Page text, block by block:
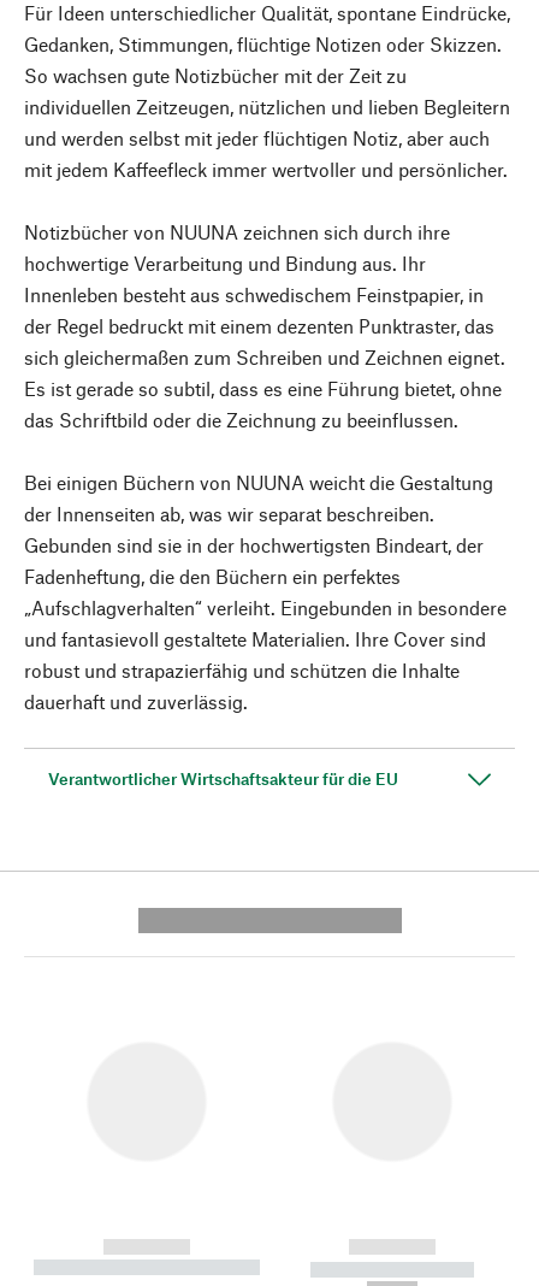
Für Ideen unterschiedlicher Qualität, spontane Eindrücke,
Gedanken, Stimmungen, flüchtige Notizen oder Skizzen.
So wachsen gute Notizbücher mit der Zeit zu
individuellen Zeitzeugen, nützlichen und lieben Begleitern
und werden selbst mit jeder flüchtigen Notiz, aber auch
mit jedem Kaffeefleck immer wertvoller und persönlicher.
Notizbücher von NUUNA zeichnen sich durch ihre
hochwertige Verarbeitung und Bindung aus. Ihr
Innenleben besteht aus schwedischem Feinstpapier, in
der Regel bedruckt mit einem dezenten Punktraster, das
sich gleichermaßen zum Schreiben und Zeichnen eignet.
Es ist gerade so subtil, dass es eine Führung bietet, ohne
das Schriftbild oder die Zeichnung zu beeinflussen.
Bei einigen Büchern von NUUNA weicht die Gestaltung
der Innenseiten ab, was wir separat beschreiben.
Gebunden sind sie in der hochwertigsten Bindeart, der
Fadenheftung, die den Büchern ein perfektes
„Aufschlagverhalten“ verleiht. Eingebunden in besondere
und fantasievoll gestaltete Materialien. Ihre Cover sind
robust und strapazierfähig und schützen die Inhalte
dauerhaft und zuverlässig.
Verantwortlicher Wirtschaftsakteur für die EU
------------
----------- ----------- --------
------------
----------- -----------